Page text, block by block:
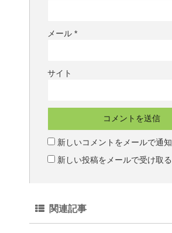
メール *
サイト
新しいコメントをメールで通知
新しい投稿をメールで受け取る
関連記事